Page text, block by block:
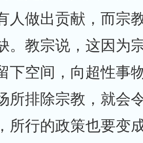
人做出贡献，而宗
。教宗说，这因为
下空间，向超性事
所排除宗教，就会
所行的政策也要变